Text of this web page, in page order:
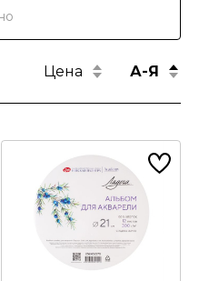
Цена А-Я